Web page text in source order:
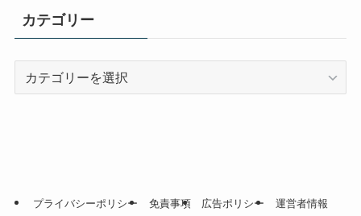
カテゴリー
プライバシーポリシー 免責事項 広告ポリシー 運営者情報